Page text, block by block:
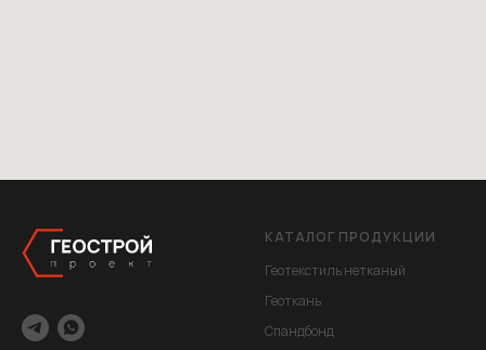
КАТАЛОГ ПРОДУКЦИИ
Геотекстиль нетканый
Геоткань
Спандбонд